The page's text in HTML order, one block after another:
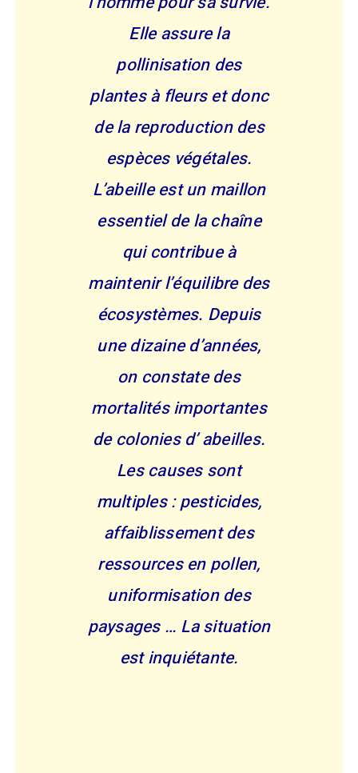
Elle assure la
pollinisation des
plantes à fleurs et donc
de la reproduction des
espèces végétales.
L’abeille est un maillon
essentiel de la chaîne
qui contribue à
maintenir l’équilibre des
écosystèmes. Depuis
une dizaine d’années,
on constate des
mortalités importantes
de colonies d’ abeilles.
Les causes sont
multiples : pesticides,
affaiblissement des
ressources en pollen,
uniformisation des
paysages … La situation
est inquiétante.